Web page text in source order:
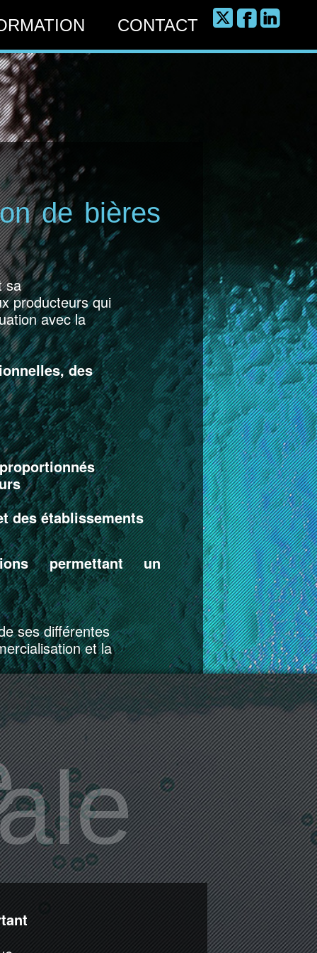
CONTACT
de bières
sa
producteurs qui
avec la
des
des établissements
permettant un
ses différentes
et la